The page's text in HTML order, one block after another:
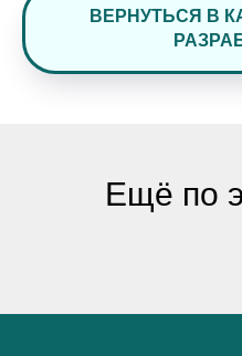
ВЕРНУТЬСЯ В
Ещё по